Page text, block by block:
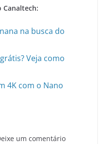
na busca do
Veja como
4K com o Nano
um comentário